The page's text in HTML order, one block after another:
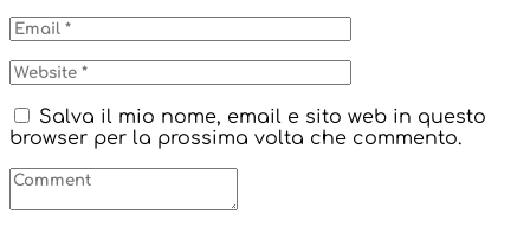
Salva il mio nome, email e sito web in questo
browser per la prossima volta che commento.